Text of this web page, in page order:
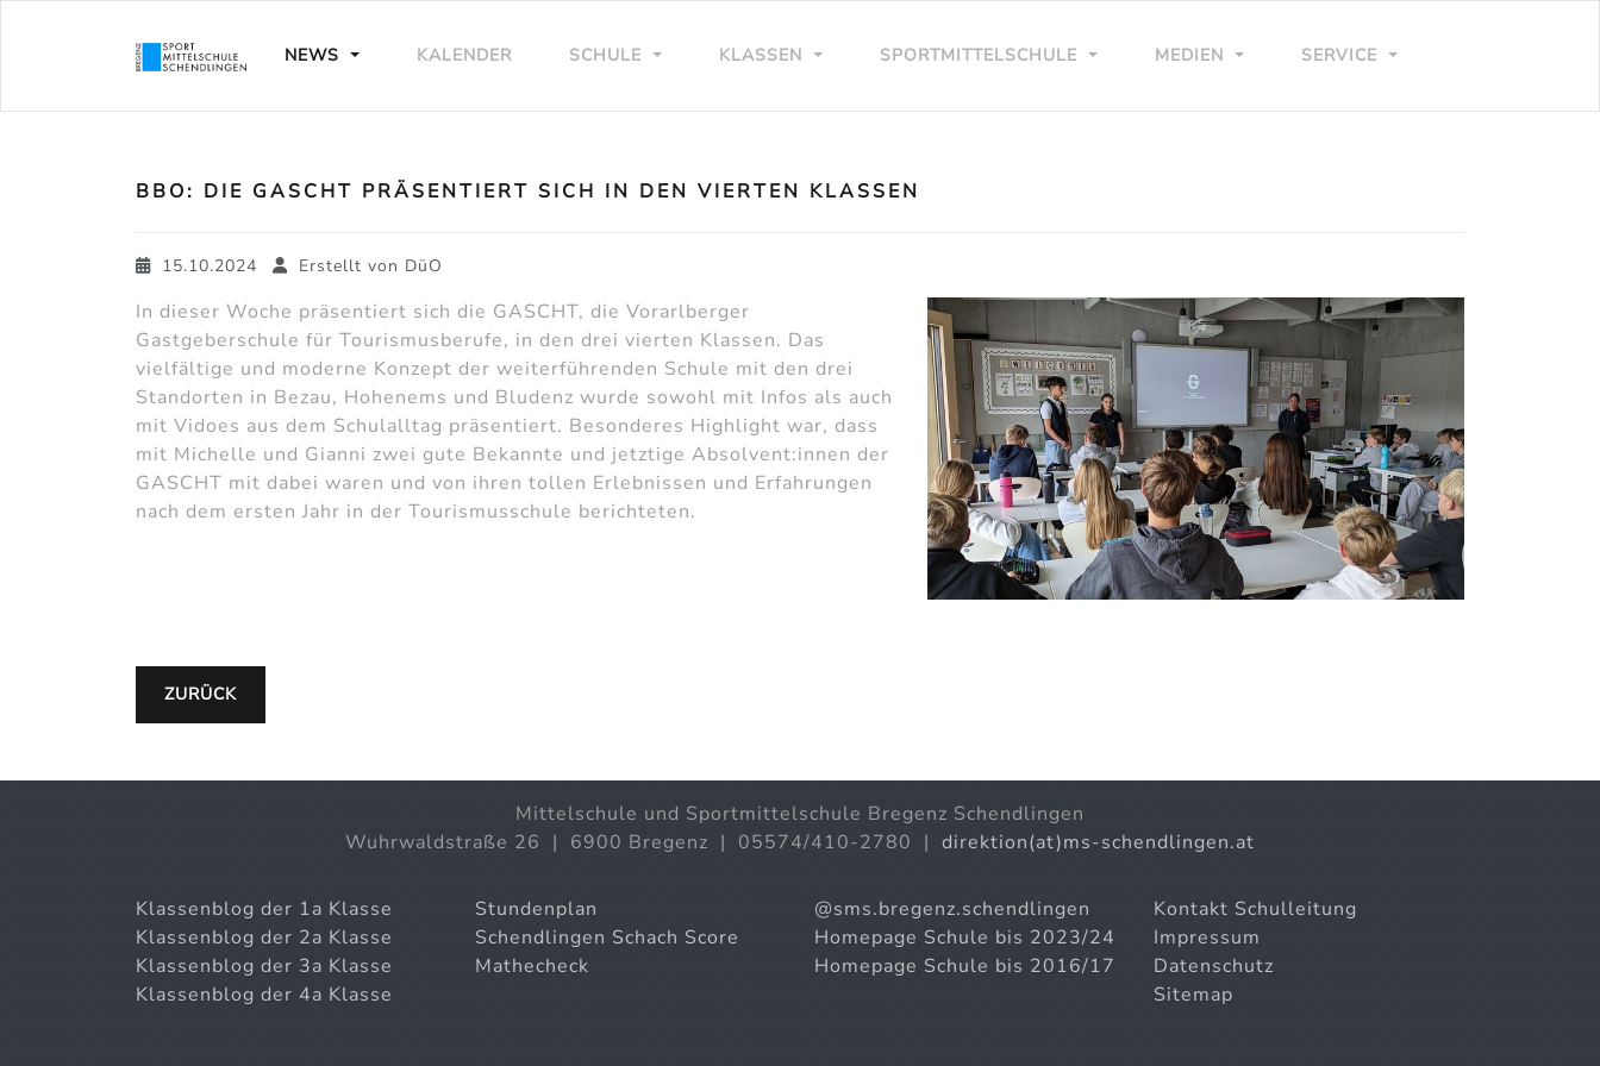
NEWS KALENDER SCHULE KLASSEN SPORTMITTELSCHULE MEDIEN SERVICE
BBO: DIE GASCHT PRÄSENTIERT SICH IN DEN VIERTEN KLASSEN
15.10.2024 Erstellt von DüO
In dieser Woche präsentiert sich die GASCHT, die Vorarlberger
Gastgeberschule für Tourismusberufe, in den drei vierten Klassen. Das
vielfältige und moderne Konzept der weiterführenden Schule mit den drei
Standorten in Bezau, Hohenems und Bludenz wurde sowohl mit Infos als auch
mit Vidoes aus dem Schulalltag präsentiert. Besonderes Highlight war, dass
mit Michelle und Gianni zwei gute Bekannte und jetztige Absolvent:innen der
GASCHT mit dabei waren und von ihren tollen Erlebnissen und Erfahrungen
nach dem ersten Jahr in der Tourismusschule berichteten.
ZURÜCK
Mittelschule und Sportmittelschule Bregenz Schendlingen
Wuhrwaldstraße 26 | 6900 Bregenz | 05574/410-2780 | direktion(at)ms-schendlingen.at
Klassenblog der 1a Klasse
Klassenblog der 2a Klasse
Klassenblog der 3a Klasse
Klassenblog der 4a Klasse
Stundenplan
Schendlingen Schach Score
Mathecheck
@sms.bregenz.schendlingen
Homepage Schule bis 2023/24
Homepage Schule bis 2016/17
Kontakt Schulleitung
Impressum
Datenschutz
Sitemap